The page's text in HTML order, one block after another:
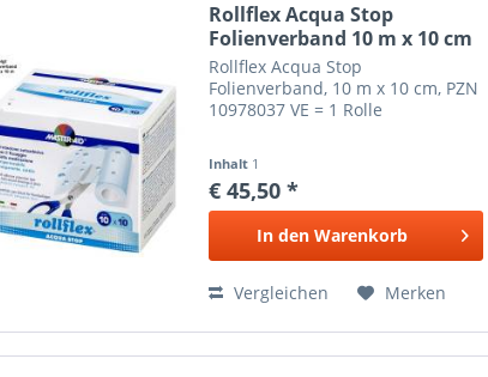
Rollflex Acqua Stop
Folienverband 10 m x 10 cm
Rollflex Acqua Stop
Folienverband, 10 m x 10 cm, PZN
10978037 VE = 1 Rolle
Inhalt 1
€ 45,50 *
In den Warenkorb
Vergleichen Merken